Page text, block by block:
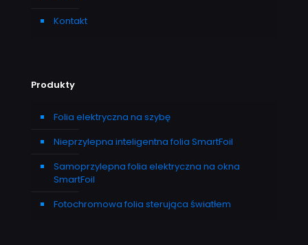
Kontakt
Produkty
Folia elektryczna na szybę
Nieprzylepna inteligentna folia SmartFoil
Samoprzylepna folia elektryczna na okna
SmartFoil
Fotochromowa folia sterująca światłem